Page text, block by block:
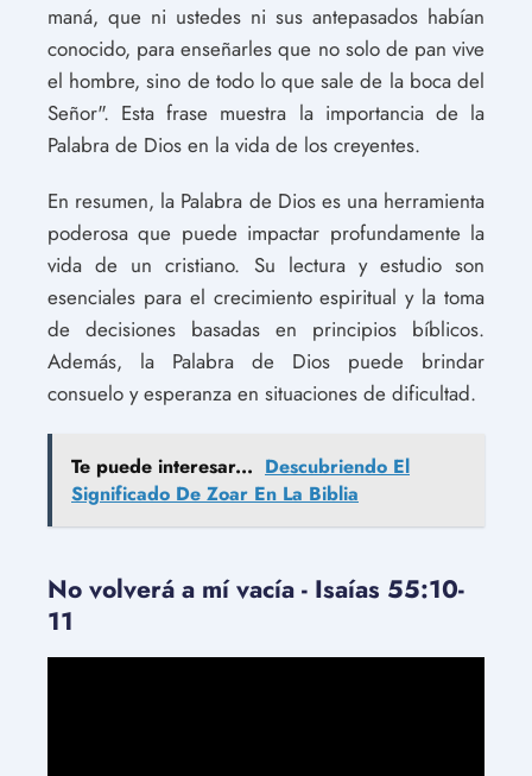
maná, que ni ustedes ni sus antepasados habían
conocido, para enseñarles que no solo de pan vive
el hombre, sino de todo lo que sale de la boca del
Señor". Esta frase muestra la importancia de la
Palabra de Dios en la vida de los creyentes.
En resumen, la Palabra de Dios es una herramienta
poderosa que puede impactar profundamente la
vida de un cristiano. Su lectura y estudio son
esenciales para el crecimiento espiritual y la toma
de decisiones basadas en principios bíblicos.
Además, la Palabra de Dios puede brindar
consuelo y esperanza en situaciones de dificultad.
Te puede interesar... Descubriendo El
Significado De Zoar En La Biblia
No volverá a mí vacía - Isaías 55:10-
11